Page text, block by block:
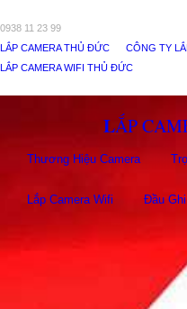
0938 11 23 99
LẮP CAMERA THỦ ĐỨC
CÔNG TY
LẮP CAMERA WIFI THỦ ĐỨC
LẮP
Thương Hiệu Camera
Lắp Camera Wifi Đầu